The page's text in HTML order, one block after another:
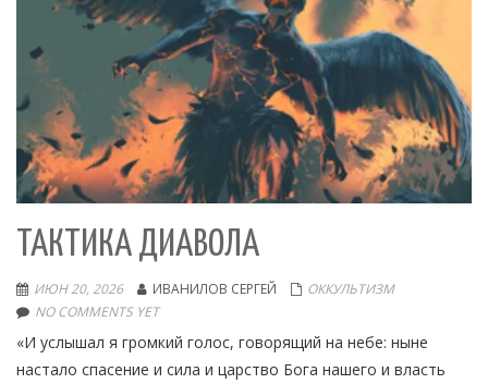
ТАКТИКА ДИАВОЛА
ИЮН 20, 2026 ИВАНИЛОВ СЕРГЕЙ
ОККУЛЬТИЗМ
NO COMMENTS YET
«И услышал я громкий голос, говорящий на небе: ныне
настало спасение и сила и царство Бога нашего и власть